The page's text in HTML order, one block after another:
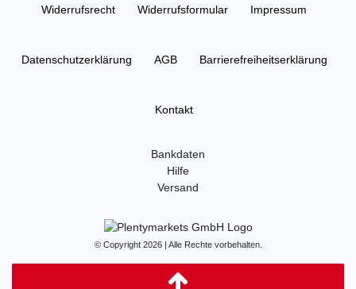
Widerrufs­recht Widerrufs­formular Impressum
Daten­schutz­erklärung AGB Barrierefreiheitserklärung
Kontakt
Bankdaten
Hilfe
Versand
© Copyright 2026 | Alle Rechte vorbehalten.